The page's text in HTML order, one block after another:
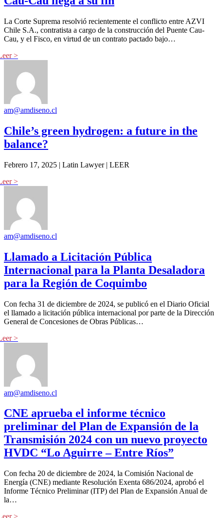
La Corte Suprema resolvió recientemente el conflicto entre AZVI
Chile S.A., contratista a cargo de la construcción del Puente Cau-
Cau, y el Fisco, en virtud de un contrato pactado bajo…
am@amdiseno.cl
Chile’s green hydrogen: a future in the
balance?
Febrero 17, 2025 | Latin Lawyer | LEER
am@amdiseno.cl
Llamado a Licitación Pública
Internacional para la Planta Desaladora
para la Región de Coquimbo
Con fecha 31 de diciembre de 2024, se publicó en el Diario Oficial
el llamado a licitación pública internacional por parte de la Dirección
General de Concesiones de Obras Públicas…
am@amdiseno.cl
CNE aprueba el informe técnico
preliminar del Plan de Expansión de la
Transmisión 2024 con un nuevo proyecto
HVDC “Lo Aguirre – Entre Ríos”
Con fecha 20 de diciembre de 2024, la Comisión Nacional de
Energía (CNE) mediante Resolución Exenta 686/2024, aprobó el
Informe Técnico Preliminar (ITP) del Plan de Expansión Anual de
la…